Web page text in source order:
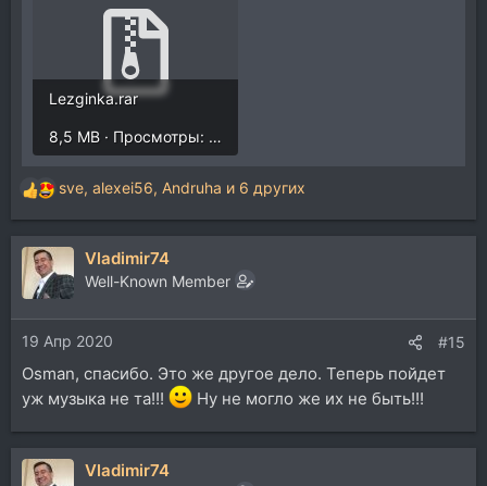
Lezginka.rar
8,5 MB · Просмотры: 2.637
Р
е
а
к
ц
и
и
:
sve, alexei56, Andruha и 6 других
Vladimir74
Well-Known Member
19 Апр 2020 #15
Osman, спасибо. Это же другое дело. Теперь пойдет
уж музыка не та!!!
Ну не могло же их не быть!!!
Vladimir74